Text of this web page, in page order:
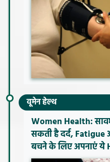
वूमेन हेल्थ
Women Health:
सकती है दर्द,
बचने के लिए अपनाएं ये